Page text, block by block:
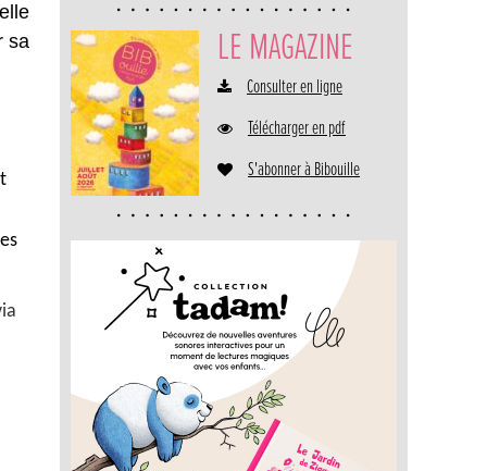
sa
LE MAGAZINE
Consulter en ligne
Télécharger en pdf
S'abonner à Bibouille